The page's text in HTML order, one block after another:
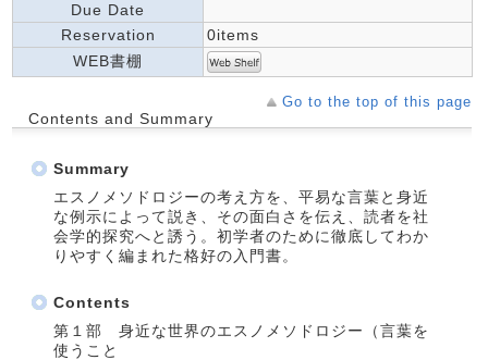
Due Date
Reservation
0items
WEB書棚
Go to the top of this page
Contents and Summary
Summary
エスノメソドロジーの考え方を、平易な言葉と身近
な例示によって説き、その面白さを伝え、読者を社
会学的探究へと誘う。初学者のために徹底してわか
りやすく編まれた格好の入門書。
Contents
第１部 身近な世界のエスノメソドロジー（言葉を
使うこと